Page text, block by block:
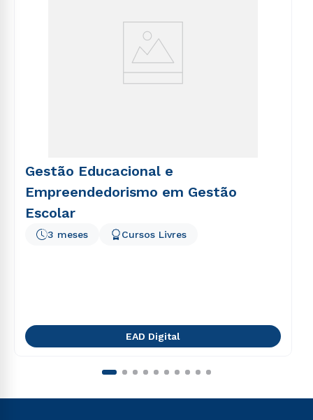
Gestão Educacional e
Empreendedorismo em Gestão
Escolar
3 meses Cursos Livres
EAD Digital